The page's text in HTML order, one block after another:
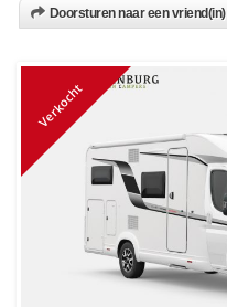
Doorsturen naar een vriend(in)
Verkocht